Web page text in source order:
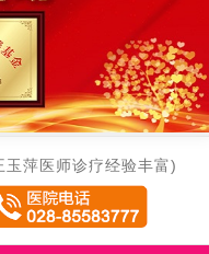
玉萍医师诊疗经验丰富)